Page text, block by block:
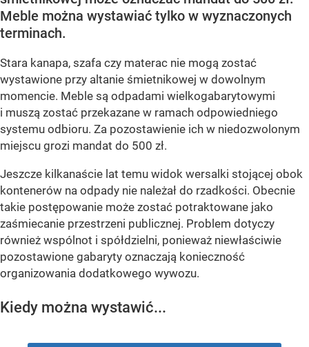
Meble można wystawiać tylko w wyznaczonych
terminach.
Stara kanapa, szafa czy materac nie mogą zostać
wystawione przy altanie śmietnikowej w dowolnym
momencie. Meble są odpadami wielkogabarytowymi
i muszą zostać przekazane w ramach odpowiedniego
systemu odbioru. Za pozostawienie ich w niedozwolonym
miejscu grozi mandat do 500 zł.
Jeszcze kilkanaście lat temu widok wersalki stojącej obok
kontenerów na odpady nie należał do rzadkości. Obecnie
takie postępowanie może zostać potraktowane jako
zaśmiecanie przestrzeni publicznej. Problem dotyczy
również wspólnot i spółdzielni, ponieważ niewłaściwie
pozostawione gabaryty oznaczają konieczność
organizowania dodatkowego wywozu.
Kiedy można wystawić...